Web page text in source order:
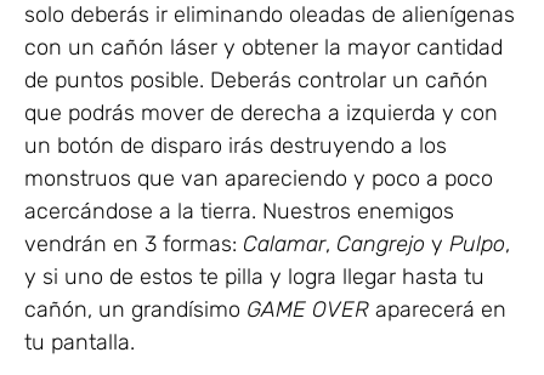
solo deberás ir eliminando oleadas de alienígenas
con un cañón láser y obtener la mayor cantidad
de puntos posible. Deberás controlar un cañón
que podrás mover de derecha a izquierda y con
un botón de disparo irás destruyendo a los
monstruos que van apareciendo y poco a poco
acercándose a la tierra. Nuestros enemigos
vendrán en 3 formas: Calamar, Cangrejo y Pulpo,
y si uno de estos te pilla y logra llegar hasta tu
cañón, un grandísimo GAME OVER aparecerá en
tu pantalla.